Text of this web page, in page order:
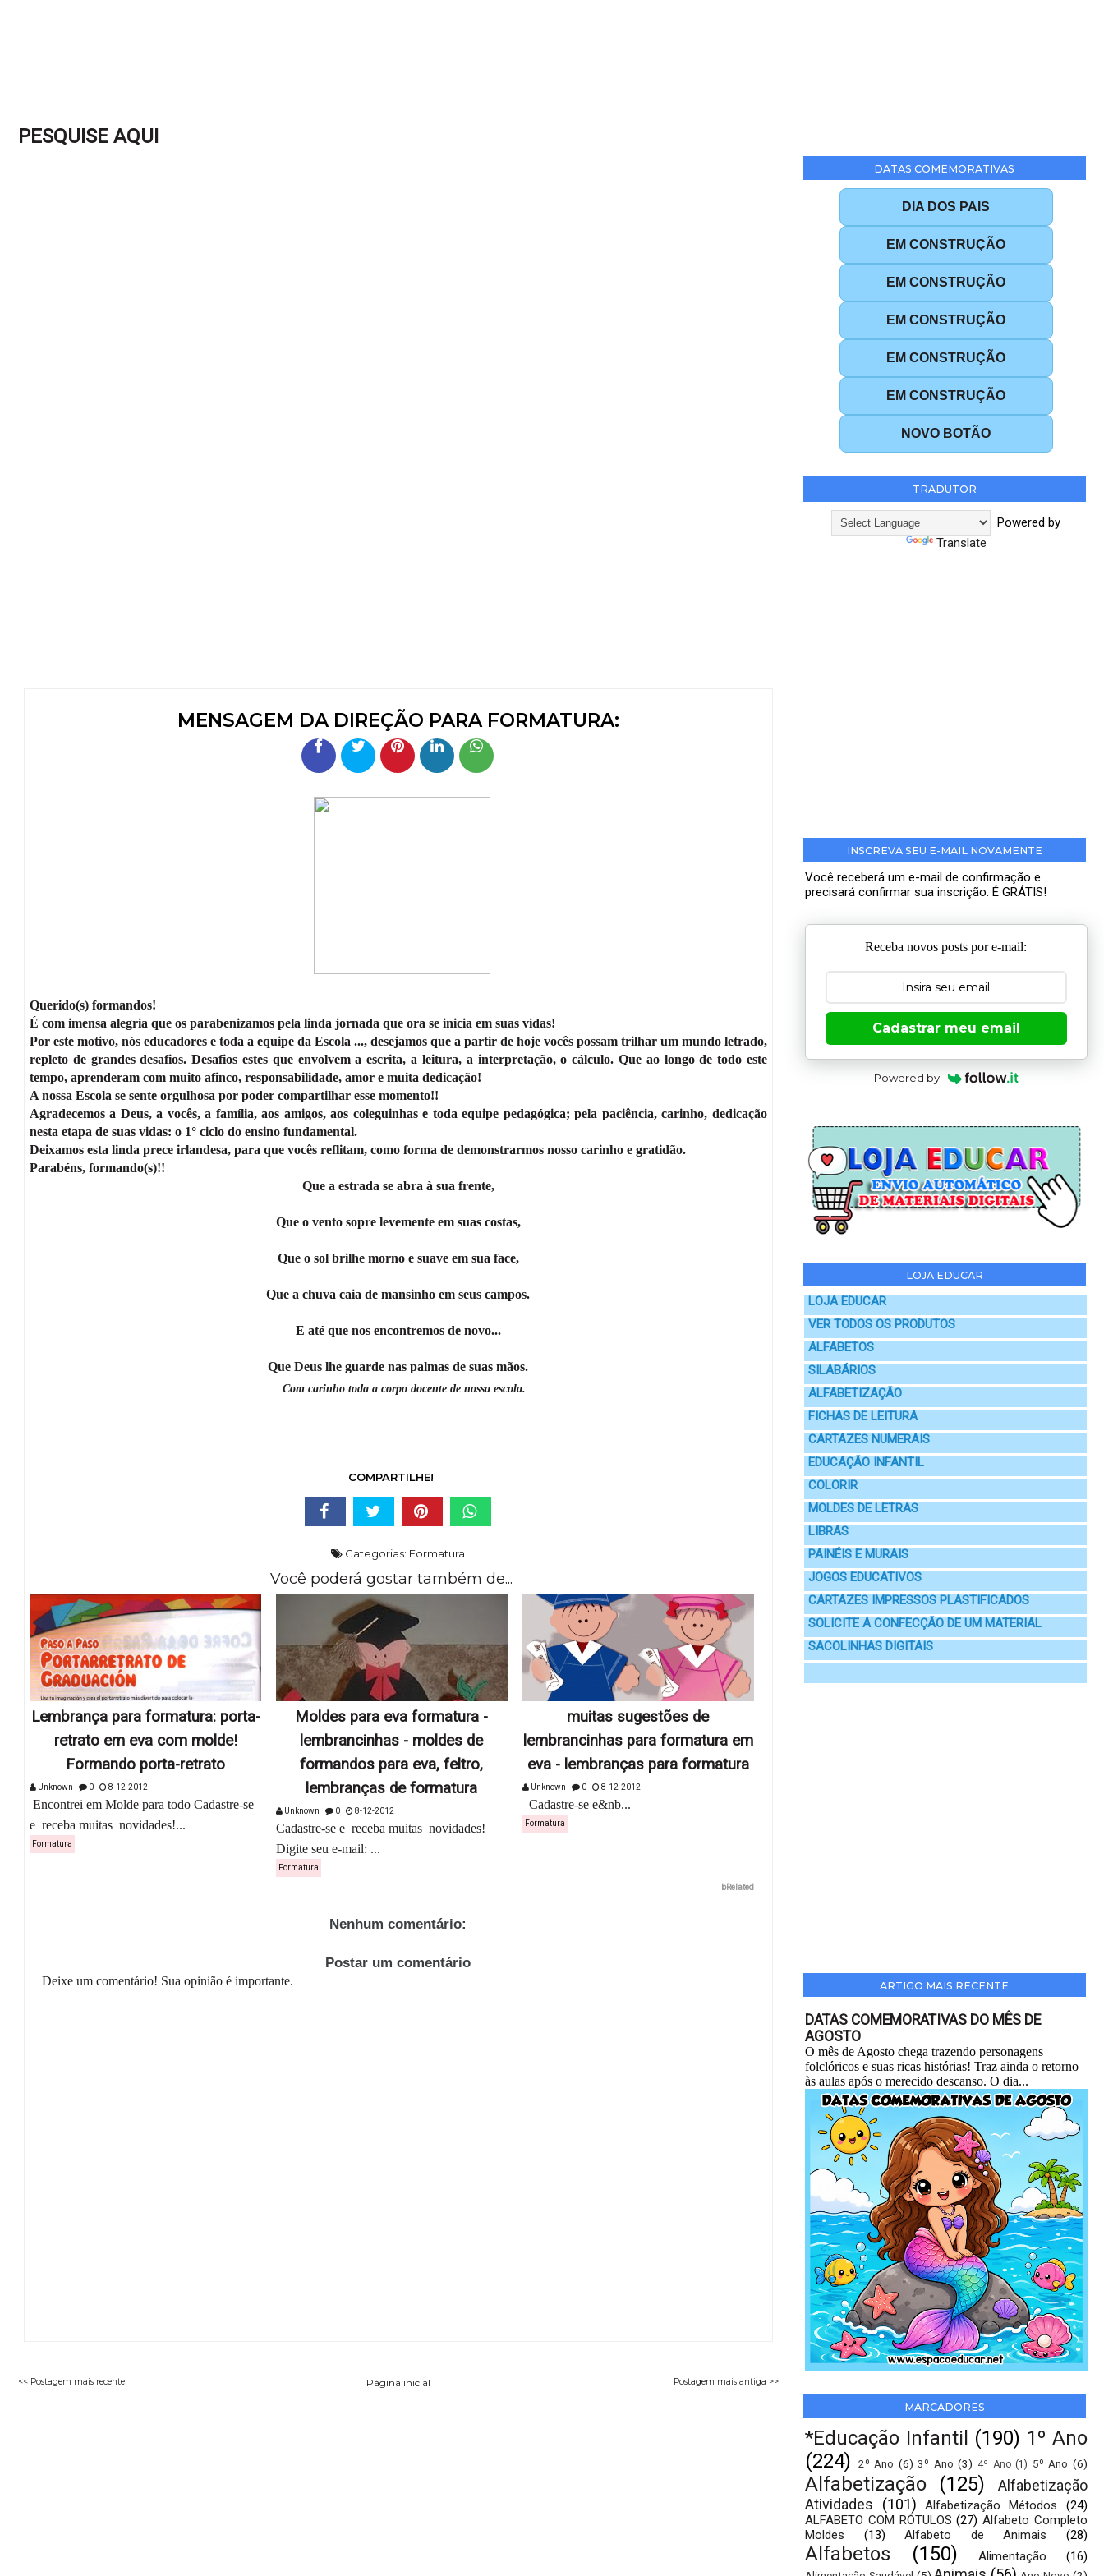
PESQUISE AQUI
MENSAGEM DA DIREÇÃO PARA FORMATURA:
Querido(s) formandos!
É com imensa alegria que os parabenizamos pela linda jornada que ora se inicia em suas vidas!
Por este motivo, nós educadores e toda a equipe da Escola ..., desejamos que a partir de hoje vocês possam trilhar um mundo letrado,
repleto de grandes desafios. Desafios estes que envolvem a escrita, a leitura, a interpretação, o cálculo. Que ao longo de todo este
tempo, aprenderam com muito afinco, responsabilidade, amor e muita dedicação!
A nossa Escola se sente orgulhosa por poder compartilhar esse momento!!
Agradecemos a Deus, a vocês, a família, aos amigos, aos coleguinhas e toda equipe pedagógica; pela paciência, carinho, dedicação
nesta etapa de suas vidas: o 1° ciclo do ensino fundamental.
Deixamos esta linda prece irlandesa, para que vocês reflitam, como forma de demonstrarmos nosso carinho e gratidão.
Parabéns, formando(s)!!
Que a estrada se abra à sua frente,
Que o vento sopre levemente em suas costas,
Que o sol brilhe morno e suave em sua face,
Que a chuva caia de mansinho em seus campos.
E até que nos encontremos de novo...
Que Deus lhe guarde nas palmas de suas mãos.
Com carinho toda a corpo docente de nossa escola.
COMPARTILHE!
Categorias: Formatura
Você poderá gostar também de...
Lembrança para formatura: porta-
retrato em eva com molde!
Formando porta-retrato
Unknown 0 8-12-2012
Encontrei em Molde para todo Cadastre-se
e receba muitas novidades!...
Formatura
Moldes para eva formatura -
lembrancinhas - moldes de
formandos para eva, feltro,
lembranças de formatura
Unknown 0 8-12-2012
Cadastre-se e receba muitas novidades!
Digite seu e-mail: ...
Formatura
muitas sugestões de
lembrancinhas para formatura em
eva - lembranças para formatura
Unknown 0 8-12-2012
Cadastre-se e&nb...
Formatura
bRelated
Nenhum comentário:
Postar um comentário
Deixe um comentário! Sua opinião é importante.
<< Postagem mais recente Postagem mais antiga >>
Página inicial
DATAS COMEMORATIVAS
DIA DOS PAIS
EM CONSTRUÇÃO
EM CONSTRUÇÃO
EM CONSTRUÇÃO
EM CONSTRUÇÃO
EM CONSTRUÇÃO
NOVO BOTÃO
TRADUTOR
Powered by
Translate
INSCREVA SEU E-MAIL NOVAMENTE
Você receberá um e-mail de confirmação e
precisará confirmar sua inscrição. É GRÁTIS!
Receba novos posts por e-mail:
Cadastrar meu email
Powered by
LOJA EDUCAR
LOJA EDUCAR
VER TODOS OS PRODUTOS
ALFABETOS
SILABÁRIOS
ALFABETIZAÇÃO
FICHAS DE LEITURA
CARTAZES NUMERAIS
EDUCAÇÃO INFANTIL
COLORIR
MOLDES DE LETRAS
LIBRAS
PAINÉIS E MURAIS
JOGOS EDUCATIVOS
CARTAZES IMPRESSOS PLASTIFICADOS
SOLICITE A CONFECÇÃO DE UM MATERIAL
SACOLINHAS DIGITAIS
ARTIGO MAIS RECENTE
DATAS COMEMORATIVAS DO MÊS DE
AGOSTO
O mês de Agosto chega trazendo personagens
folclóricos e suas ricas histórias! Traz ainda o retorno
às aulas após o merecido descanso. O dia...
MARCADORES
*Educação Infantil (190) 1º Ano
(224)
2º Ano (6) 3º Ano (3) 4º Ano (1) 5º Ano (6)
Alfabetização (125)
Alfabetização
Atividades
(101) Alfabetização Métodos
(24)
ALFABETO COM RÓTULOS (27) Alfabeto Completo
Moldes
(13) Alfabeto de Animais (28)
Alfabetos (150) Alimentação (16)